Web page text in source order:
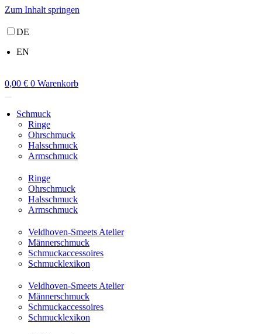
Zum Inhalt springen
DE
EN
0,00 € 0 Warenkorb
Schmuck
Ringe
Ohrschmuck
Halsschmuck
Armschmuck
Ringe
Ohrschmuck
Halsschmuck
Armschmuck
Veldhoven-Smeets Atelier
Männerschmuck
Schmuckaccessoires
Schmucklexikon
Veldhoven-Smeets Atelier
Männerschmuck
Schmuckaccessoires
Schmucklexikon